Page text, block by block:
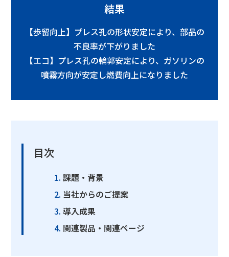
結果
【歩留向上】プレス孔の形状安定により、部品の
不良率が下がりました
【エコ】プレス孔の輪郭安定により、ガソリンの
噴霧方向が安定し燃費向上になりました
目次
課題・背景
当社からのご提案
導入成果
関連製品・関連ページ